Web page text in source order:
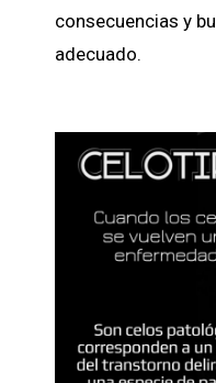
consecuencias y
adecuado.